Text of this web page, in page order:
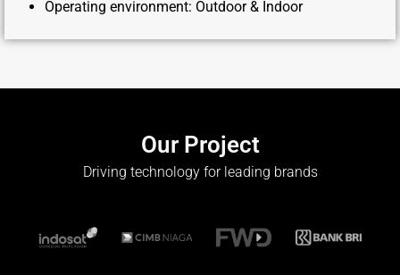
Operating environment: Outdoor & Indoor
Our Project
Driving technology for leading brands